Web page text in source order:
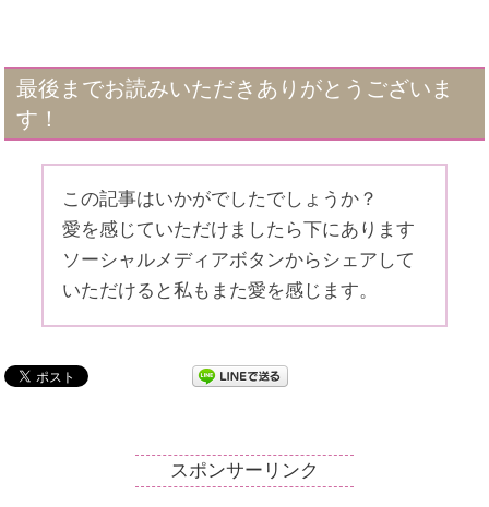
最後までお読みいただきありがとうございま
す！
この記事はいかがでしたでしょうか？
愛を感じていただけましたら下にあります
ソーシャルメディアボタンからシェアして
いただけると私もまた愛を感じます。
スポンサーリンク